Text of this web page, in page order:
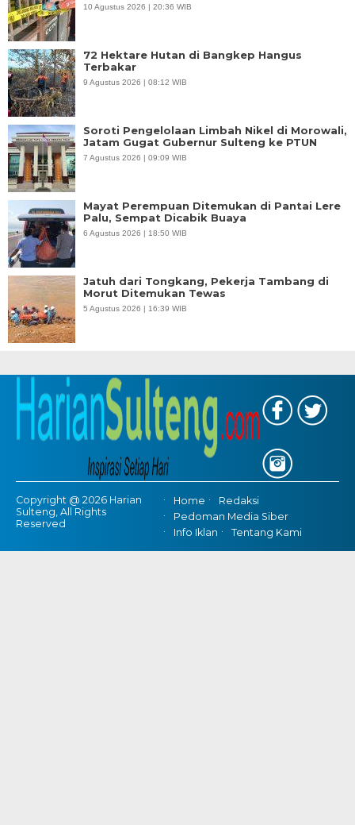
10 Agustus 2026 | 20:36 WIB
72 Hektare Hutan di Bangkep Hangus
Terbakar
9 Agustus 2026 | 08:12 WIB
Soroti Pengelolaan Limbah Nikel di Morowali,
Jatam Gugat Gubernur Sulteng ke PTUN
7 Agustus 2026 | 09:09 WIB
Mayat Perempuan Ditemukan di Pantai Lere
Palu, Sempat Dicabik Buaya
6 Agustus 2026 | 18:50 WIB
Jatuh dari Tongkang, Pekerja Tambang di
Morut Ditemukan Tewas
5 Agustus 2026 | 16:39 WIB
Copyright @ 2026 Harian
Sulteng, All Rights
Reserved
Home
Redaksi
Pedoman Media Siber
Info Iklan
Tentang Kami